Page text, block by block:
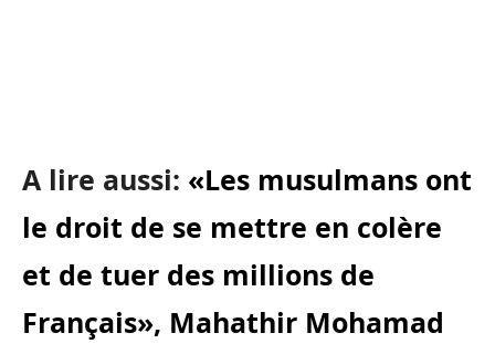
A lire aussi: «Les musulmans ont
le droit de se mettre en colère
et de tuer des millions de
Français», Mahathir Mohamad